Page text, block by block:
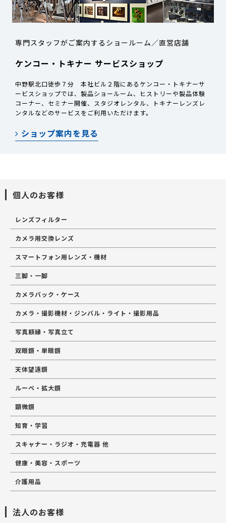
専門スタッフがご案内するショールーム／直営店舗
ケンコー・トキナー サービスショップ
中野駅北口徒歩７分 本社ビル２階にあるケンコー・トキナーサ
ービスショップでは、製品ショールーム、ヒストリーや製品体験
コーナー、セミナー開催、スタジオレンタル、トキナーレンズレ
ンタルなどのサービスをご利用いただけます。
ショップ案内を見る
個人のお客様
レンズフィルター
カメラ用交換レンズ
スマートフォン用レンズ・機材
三脚・一脚
カメラバック・ケース
カメラ・撮影機材・ジンバル・ライト・撮影用品
写真額縁・写真立て
双眼鏡・単眼鏡
天体望遠鏡
ルーペ・拡大鏡
顕微鏡
知育・学習
スキャナー・ラジオ・充電器 他
健康・美容・スポーツ
介護用品
法人のお客様